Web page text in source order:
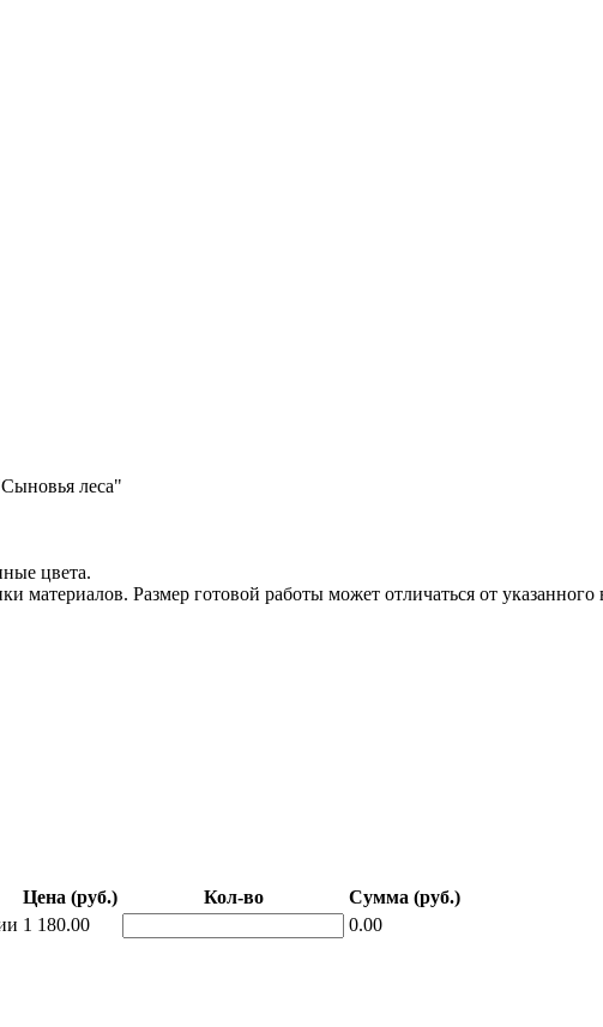
леса"
цвета.
материалов. Размер готовой работы может отличаться от указанного
Цена (руб.) Кол-во
Сумма (руб.)
1 180.00
0.00